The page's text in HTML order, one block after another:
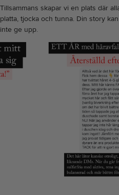
Tillsammans skapar vi en plats där
platta, tjocka och tunna. Din story
inte ge upp.